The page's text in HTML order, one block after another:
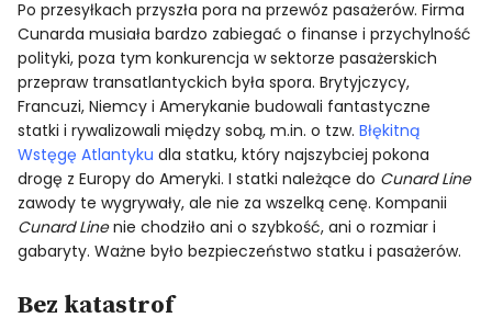
Po przesyłkach przyszła pora na przewóz pasażerów. Firma
Cunarda musiała bardzo zabiegać o finanse i przychylność
polityki, poza tym konkurencja w sektorze pasażerskich
przepraw transatlantyckich była spora. Brytyjczycy,
Francuzi, Niemcy i Amerykanie budowali fantastyczne
statki i rywalizowali między sobą, m.in. o tzw.Błękitną
Wstęgę Atlantyku dla statku, który najszybciej pokona
drogę z Europy do Ameryki. I statki należące do Cunard Line
zawody te wygrywały, ale nie za wszelką cenę. Kompanii
Cunard Linenie chodziło ani o szybkość, ani o rozmiar i
gabaryty. Ważne było bezpieczeństwo statku i pasażerów.
Bez katastrof